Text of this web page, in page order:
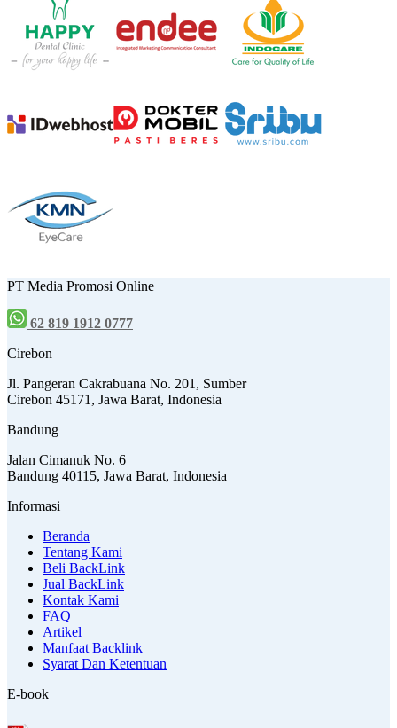
PT Media Promosi Online
62 819 1912 0777
Cirebon
Jl. Pangeran Cakrabuana No. 201, Sumber
Cirebon 45171, Jawa Barat, Indonesia
Bandung
Jalan Cimanuk No. 6
Bandung 40115, Jawa Barat, Indonesia
Informasi
Beranda
Tentang Kami
Beli BackLink
Jual BackLink
Kontak Kami
FAQ
Artikel
Manfaat Backlink
Syarat Dan Ketentuan
E-book